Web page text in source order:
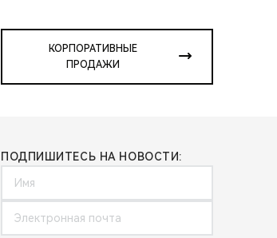
КОРПОРАТИВНЫЕ
ПРОДАЖИ
ПОДПИШИТЕСЬ НА НОВОСТИ: